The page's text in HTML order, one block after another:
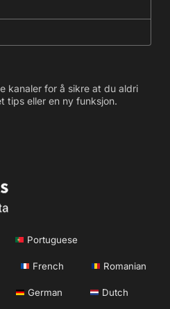
kanaler for å sikre at du aldri
tips eller en ny funksjon.
Portuguese
French Romanian
German Dutch